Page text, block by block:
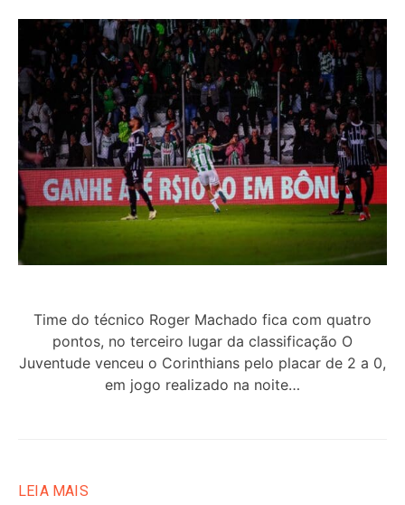
Time do técnico Roger Machado fica com quatro
pontos, no terceiro lugar da classificação O
Juventude venceu o Corinthians pelo placar de 2 a 0,
em jogo realizado na noite…
LEIA MAIS